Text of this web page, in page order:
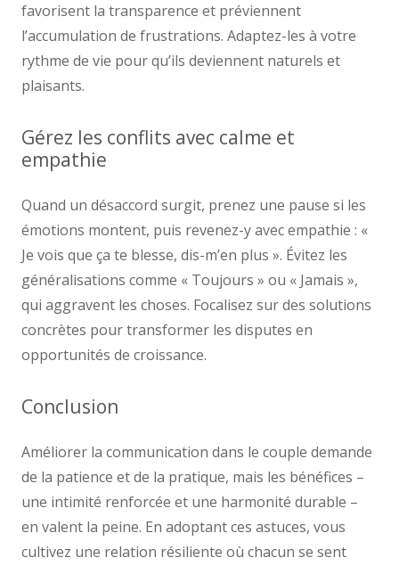
favorisent la transparence et préviennent
l’accumulation de frustrations. Adaptez-les à votre
rythme de vie pour qu’ils deviennent naturels et
plaisants.
Gérez les conflits avec calme et
empathie
Quand un désaccord surgit, prenez une pause si les
émotions montent, puis revenez-y avec empathie : «
Je vois que ça te blesse, dis-m’en plus ». Évitez les
généralisations comme « Toujours » ou « Jamais »,
qui aggravent les choses. Focalisez sur des solutions
concrètes pour transformer les disputes en
opportunités de croissance.
Conclusion
Améliorer la communication dans le couple demande
de la patience et de la pratique, mais les bénéfices –
une intimité renforcée et une harmonité durable –
en valent la peine. En adoptant ces astuces, vous
cultivez une relation résiliente où chacun se sent